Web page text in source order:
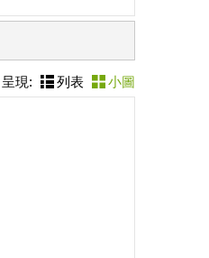
呈現: 列表 小圖